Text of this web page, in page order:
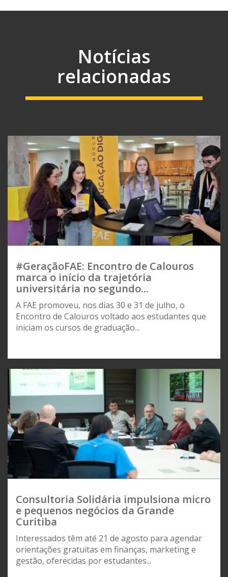
Notícias
relacionadas
#GeraçãoFAE: Encontro de Calouros
marca o início da trajetória
universitária no segundo...
A FAE promoveu, nos dias 30 e 31 de julho, o
Encontro de Calouros voltado aos estudantes que
iniciam os cursos de graduação...
Consultoria Solidária impulsiona micro
e pequenos negócios da Grande
Curitiba
Interessados têm até 21 de agosto para agendar
orientações gratuitas em finanças, marketing e
gestão, oferecidas por estudantes...